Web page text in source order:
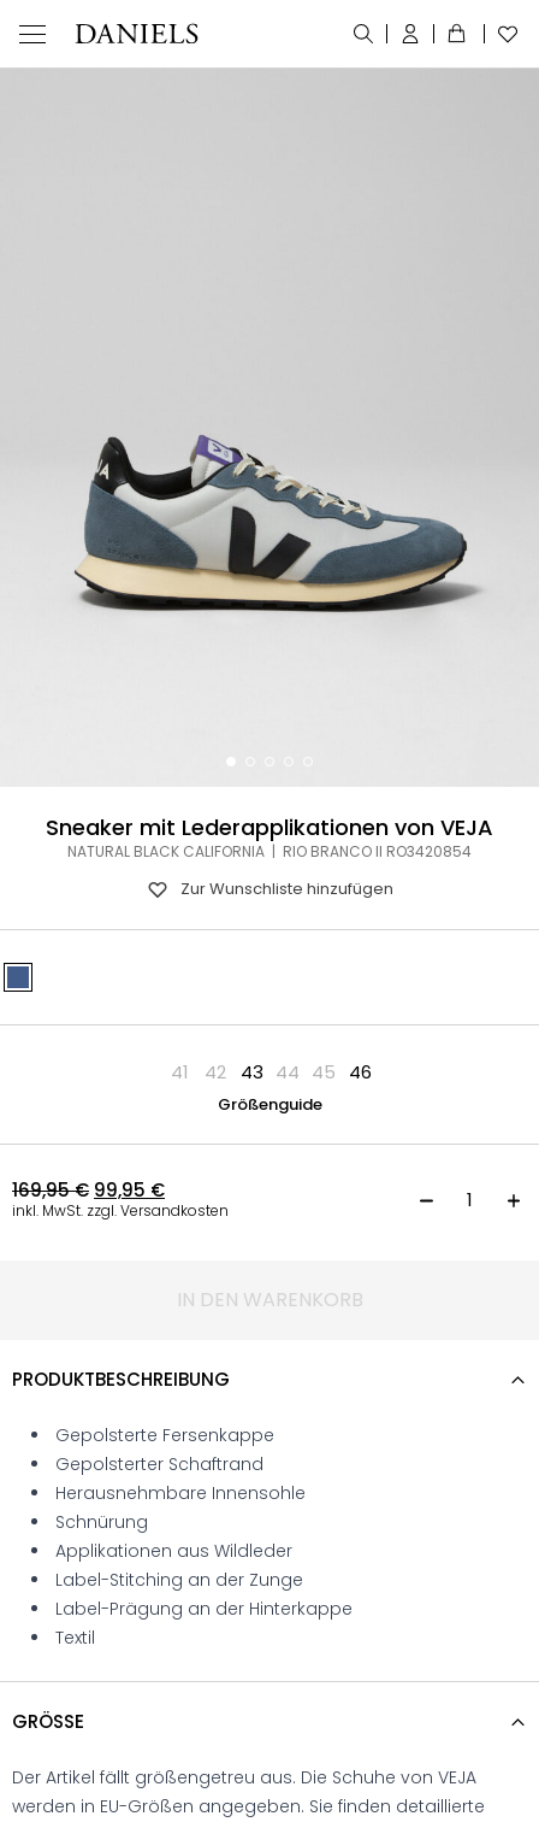
Sneaker mit Lederapplikationen von VEJA
NATURAL BLACK CALIFORNIA | RIO BRANCO II RO3420854
Zur Wunschliste hinzufügen
41 42 43 44 45 46
Größenguide
169,95€ 99,95 €
inkl. MwSt. zzgl. Versandkosten
IN DEN WARENKORB
PRODUKTBESCHREIBUNG
Gepolsterte Fersenkappe
Gepolsterter Schaftrand
Herausnehmbare Innensohle
Schnürung
Applikationen aus Wildleder
Label-Stitching an der Zunge
Label-Prägung an der Hinterkappe
Textil
GRÖSSE
Der Artikel fällt größengetreu aus. Die Schuhe von VEJA
werden in EU-Größen angegeben. Sie finden detaillierte